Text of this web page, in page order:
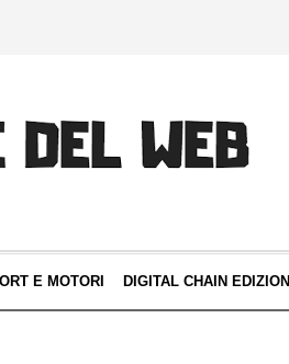
E MOTORI DIGITAL CHAIN EDIZIONI